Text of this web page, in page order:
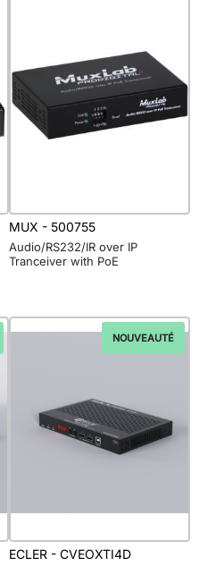
MUX - 500755
Audio/RS232/IR over IP
Tranceiver with PoE
NOUVEAUTÉ
ECLER - CVEOXTI4D